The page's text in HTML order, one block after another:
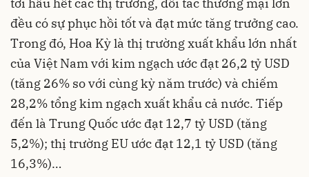
đều có sự phục hồi tốt và đạt mức tăng trưởng cao.
Trong đó, Hoa Kỳ là thị trường xuất khẩu lớn nhất
của Việt Nam với kim ngạch ước đạt 26,2 tỷ USD
(tăng 26% so với cùng kỳ năm trước) và chiếm
28,2% tổng kim ngạch xuất khẩu cả nước. Tiếp
đến là Trung Quốc ước đạt 12,7 tỷ USD (tăng
5,2%); thị trường EU ước đạt 12,1 tỷ USD (tăng
16,3%)…